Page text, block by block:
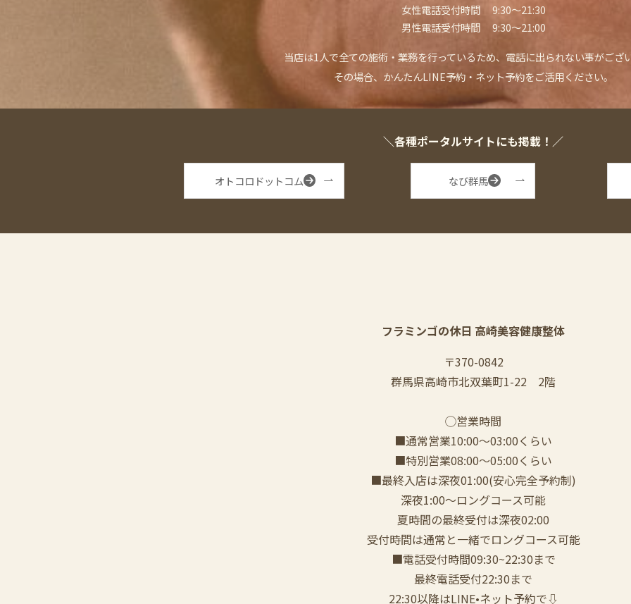
女性電話受付時間 9:30〜21:30
男性電話受付時間 9:30〜21:00
当店は1人で全ての施術・業務を行っているため、 電話に出られない事がござ
その場合、かんたんLINE予約・ネット予約をご活用ください。
＼各種ポータルサイトにも掲載！／
オトコロドットコム なび群馬
フラミンゴの休日 高崎美容健康整体
〒370-0842
群馬県高崎市北双葉町1-22 2階
◯営業時間
■通常営業10:00〜03:00くらい
■特別営業08:00〜05:00くらい
■最終入店は深夜01:00(安心完全予約制)
深夜1:00〜ロングコース可能
夏時間の最終受付は深夜02:00
受付時間は通常と一緒でロングコース可能
■電話受付時間09:30~22:30まで
️最終電話受付22:30まで
22:30以降はLINE•ネット予約で⇩